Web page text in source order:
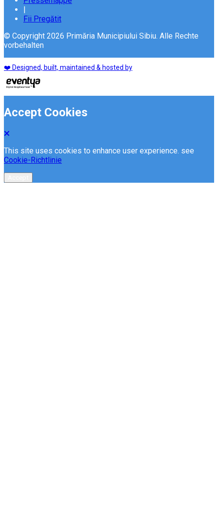
Fii Pregătit
© Copyright 2026 Primăria Municipiului Sibiu. Alle Rechte
vorbehalten
❤️ Designed, built, maintained & hosted by
Accept Cookies
This site uses cookies to enhance user experience. see
Cookie-Richtlinie